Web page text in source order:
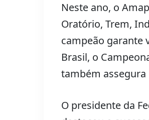
Neste ano, o
Oratório, Trem,
campeão garante
Brasil, o
também assegura
O presidente da